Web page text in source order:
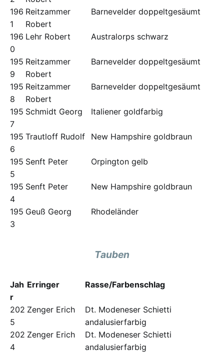
196
1
Reitzammer
Robert
Barnevelder doppeltgesäumt
196
0
Lehr Robert Australorps schwarz
195
9
Reitzammer
Robert
Barnevelder doppeltgesäumt
195
8
Reitzammer
Robert
Barnevelder doppeltgesäumt
195
7
Schmidt Georg Italiener goldfarbig
195
6
Trautloff Rudolf New Hampshire goldbraun
195
5
Senft Peter Orpington gelb
195
4
Senft Peter New Hampshire goldbraun
195
3
Geuß Georg Rhodeländer
Tauben
Jah
r
Erringer Rasse/Farbenschlag
202
5
Zenger Erich
Dt. Modeneser Schietti
andalusierfarbig
202
4
Zenger Erich
Dt. Modeneser Schietti
andalusierfarbig